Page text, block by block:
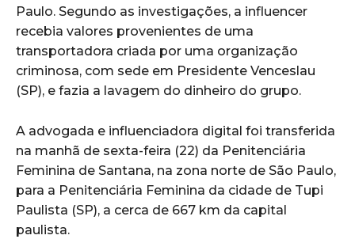
Paulo. Segundo as investigações, a influencer
recebia valores provenientes de uma
transportadora criada por uma organização
criminosa, com sede em Presidente Venceslau
(SP), e fazia a lavagem do dinheiro do grupo.
A advogada e influenciadora digital foi transferida
na manhã de sexta-feira (22) da Penitenciária
Feminina de Santana, na zona norte de São Paulo,
para a Penitenciária Feminina da cidade de Tupi
Paulista (SP), a cerca de 667 km da capital
paulista.